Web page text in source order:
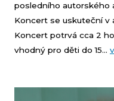
posledního autorského
Koncert se uskuteční v
Koncert potrvá cca 2
vhodný pro děti do 15...